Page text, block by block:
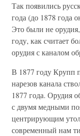
Так появились
года (до 1878 года
Это были не
году, как считает
орудия с каналом
В 1877 году Крупп
нарезов канала
1877 года. Орудия
с двумя медными
центрирующим
современный нам